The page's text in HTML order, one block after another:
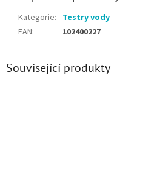
Kategorie: Testry vody
EAN: 102400227
Související produkty